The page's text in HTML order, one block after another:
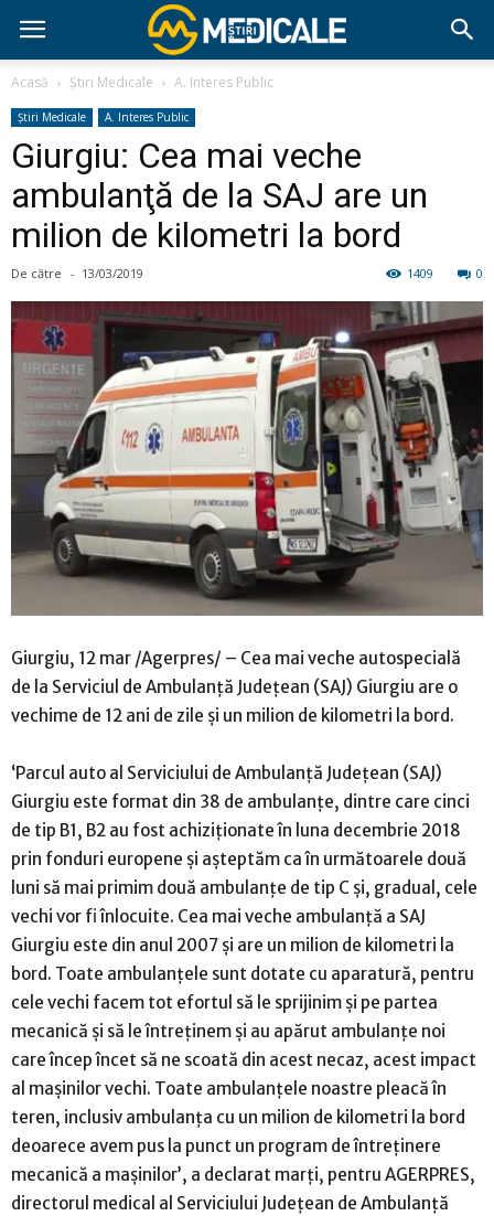
Acasă Știri Medicale A. Interes Public
Știri Medicale A. Interes Public
Giurgiu: Cea mai veche
ambulanţă de la SAJ are un
milion de kilometri la bord
De către - 13/03/2019 0
1409
Giurgiu, 12 mar /Agerpres/ – Cea mai veche autospecială
de la Serviciul de Ambulanţă Judeţean (SAJ) Giurgiu are o
vechime de 12 ani de zile şi un milion de kilometri la bord.
‘Parcul auto al Serviciului de Ambulanţă Judeţean (SAJ)
Giurgiu este format din 38 de ambulanţe, dintre care cinci
de tip B1, B2 au fost achiziţionate în luna decembrie 2018
prin fonduri europene şi aşteptăm ca în următoarele două
luni să mai primim două ambulanţe de tip C şi, gradual, cele
vechi vor fi înlocuite. Cea mai veche ambulanţă a SAJ
Giurgiu este din anul 2007 şi are un milion de kilometri la
bord. Toate ambulanţele sunt dotate cu aparatură, pentru
cele vechi facem tot efortul să le sprijinim şi pe partea
mecanică şi să le întreţinem şi au apărut ambulanţe noi
care încep încet să ne scoată din acest necaz, acest impact
al maşinilor vechi. Toate ambulanţele noastre pleacă în
teren, inclusiv ambulanţa cu un milion de kilometri la bord
deoarece avem pus la punct un program de întreţinere
mecanică a maşinilor’, a declarat marţi, pentru AGERPRES,
directorul medical al Serviciului Judeţean de Ambulanţă